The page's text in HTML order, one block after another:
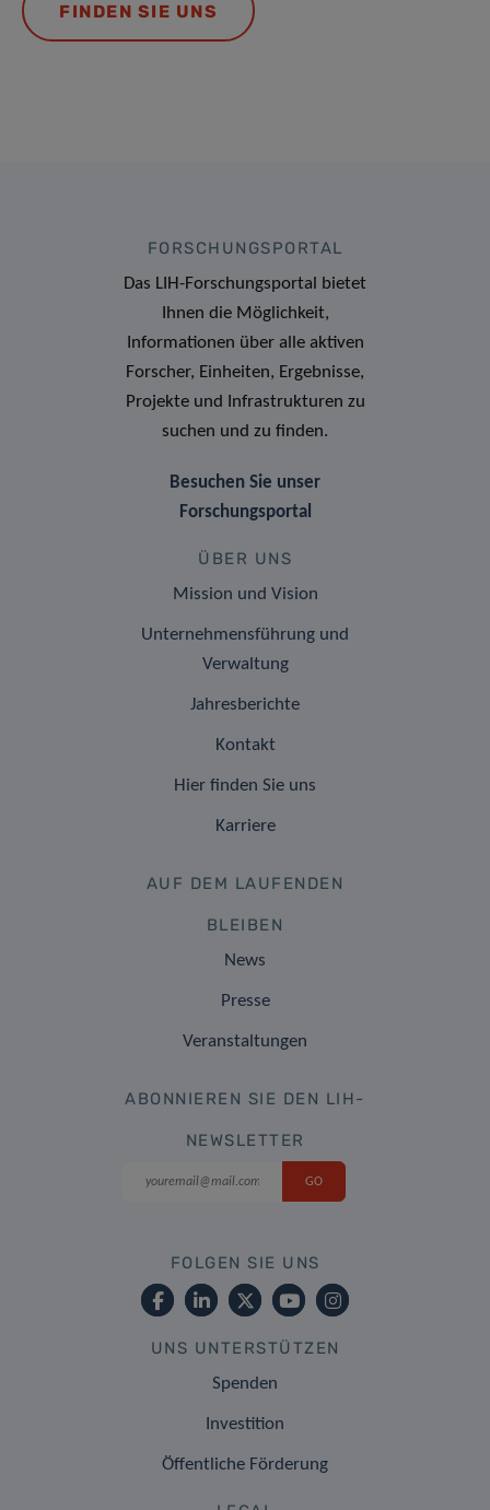
FINDEN SIE UNS
FORSCHUNGSPORTAL
Das LIH-Forschungsportal bietet
Ihnen die Möglichkeit,
Informationen über alle aktiven
Forscher, Einheiten, Ergebnisse,
Projekte und Infrastrukturen zu
suchen und zu finden.
Besuchen Sie unser
Forschungsportal
ÜBER UNS
Mission und Vision
Unternehmensführung und
Verwaltung
Jahresberichte
Kontakt
Hier finden Sie uns
Karriere
AUF DEM LAUFENDEN
BLEIBEN
News
Presse
Veranstaltungen
ABONNIEREN SIE DEN LIH-
NEWSLETTER
FOLGEN SIE UNS
UNS UNTERSTÜTZEN
Spenden
Investition
Öffentliche Förderung